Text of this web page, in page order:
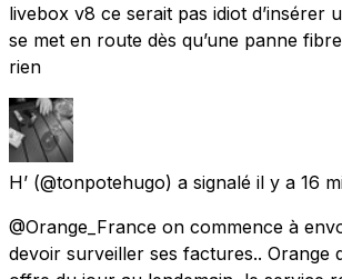
livebox v8 ce serait pas idiot d’insérer
se met en route dès qu’une panne
rien
H’ (@tonpotehugo) a signalé il y a 16
@Orange_France on commence à
devoir surveiller ses factures.. Orange